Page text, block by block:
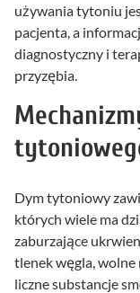
używania tytoniu
pacjenta, a
diagnostyczny i
przyzębia.
Dym tytoniowy
których wiele ma
zaburzające
tlenek węgla,
liczne substancje